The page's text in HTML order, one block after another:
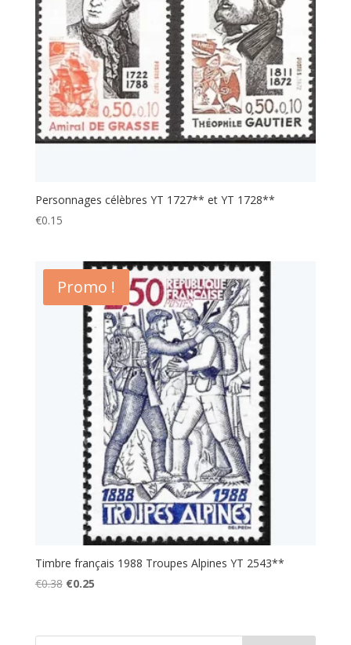
Personnages célèbres YT 1727** et YT 1728**
€0.15
Promo !
Timbre français 1988 Troupes Alpines YT 2543**
€0.38 Le
était :
€0.25Le
est :